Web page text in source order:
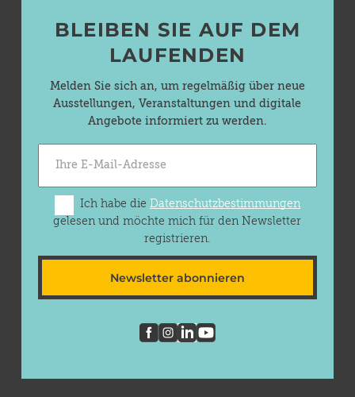
BLEIBEN SIE AUF DEM
LAUFENDEN
Melden Sie sich an, um regelmäßig über neue
Ausstellungen, Veranstaltungen und digitale
Angebote informiert zu werden.
Ich habe dieDatenschutzbestimmungen
gelesen und möchte mich für den Newsletter
registrieren.
Newsletter abonnieren